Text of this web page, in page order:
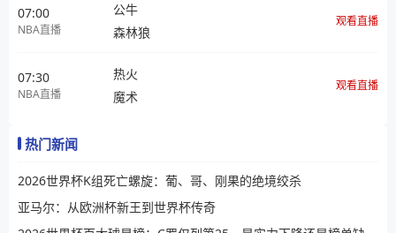
07:00
NBA直播
公牛
森林狼
观看直播
07:30
NBA直播
热火
魔术
观看直播
热门新闻
2026世界杯K组死亡螺旋：葡、哥、刚果的绝境绞杀
亚马尔：从欧洲杯新王到世界杯传奇